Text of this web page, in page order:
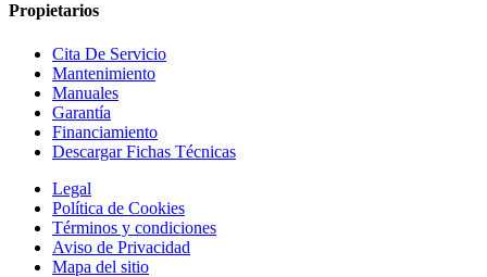
Propietarios
Cita De Servicio
Mantenimiento
Manuales
Garantía
Financiamiento
Descargar Fichas Técnicas
Legal
Política de Cookies
Términos y condiciones
Aviso de Privacidad
Mapa del sitio